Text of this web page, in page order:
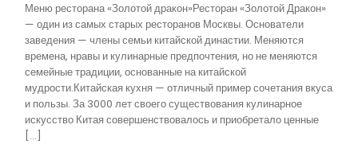
Меню ресторана «Золотой дракон»Ресторан «Золотой Дракон»
— один из самых старых ресторанов Москвы. Основатели
заведения — члены семьи китайской династии. Меняются
времена, нравы и кулинарные предпочтения, но не меняются
семейные традиции, основанные на китайской
мудрости.Китайская кухня — отличный пример сочетания вкуса
и пользы. За 3000 лет своего существования кулинарное
искусство Китая совершенствовалось и приобретало ценные
[…]